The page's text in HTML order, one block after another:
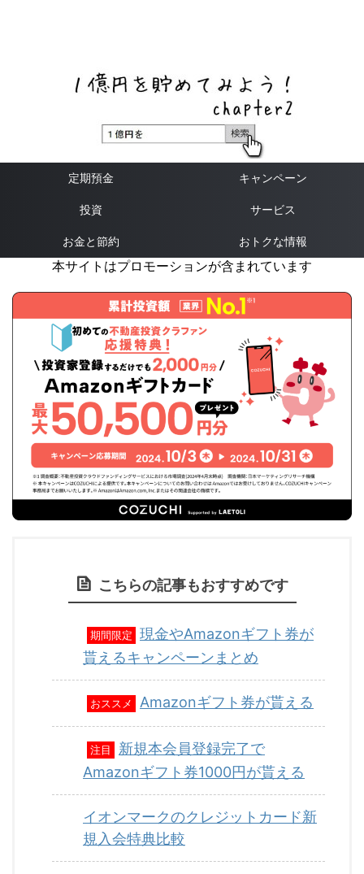
定期預金 キャンペーン
投資 サービス
お金と節約 おトクな情報
本サイトはプロモーションが含まれています
こちらの記事もおすすめです
期間限定
現金やAmazonギフト券が
貰えるキャンペーンまとめ
おススメ Amazonギフト券が貰える
注目
新規本会員登録完了で
Amazonギフト券1000円が貰える
イオンマークのクレジットカード新
規入会特典比較